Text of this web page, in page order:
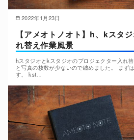
2022年1月23日
【アメオトノオト】h、kスタ
れ替え作業風景
hスタジオとkスタジオのプロジェクター入れ
と写真の枚数が少ないので纏めました。 まず
す。 kst…